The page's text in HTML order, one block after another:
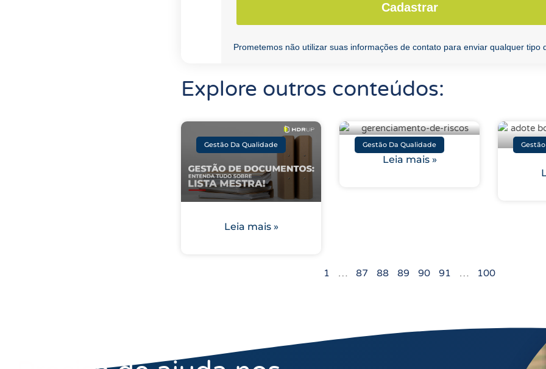
Cadastrar
Prometemos não utilizar suas informações de contato para enviar qualquer tipo
Explore outros conteúdos:
Gestão Da Qualidade
Leia mais »
Gestão Da Qualidade
Leia mais »
1 … 87 88 89 90 91 … 100